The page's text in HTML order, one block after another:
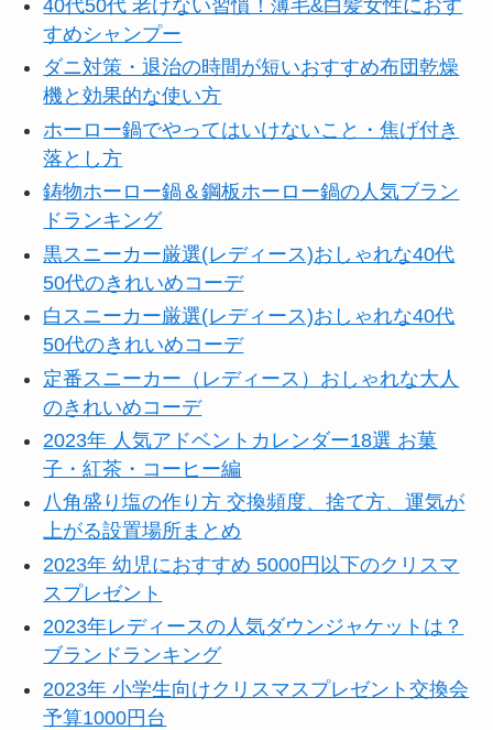
40代50代 老けない習慣！薄毛&白髪女性におす
すめシャンプー
ダニ対策・退治の時間が短いおすすめ布団乾燥
機と効果的な使い方
ホーロー鍋でやってはいけないこと・焦げ付き
落とし方
鋳物ホーロー鍋＆鋼板ホーロー鍋の人気ブラン
ドランキング
黒スニーカー厳選(レディース)おしゃれな40代
50代のきれいめコーデ
白スニーカー厳選(レディース)おしゃれな40代
50代のきれいめコーデ
定番スニーカー（レディース）おしゃれな大人
のきれいめコーデ
2023年 人気アドベントカレンダー18選 お菓
子・紅茶・コーヒー編
八角盛り塩の作り方 交換頻度、捨て方、運気が
上がる設置場所まとめ
2023年 幼児におすすめ 5000円以下のクリスマ
スプレゼント
2023年レディースの人気ダウンジャケットは？
ブランドランキング
2023年 小学生向けクリスマスプレゼント交換会
予算1000円台